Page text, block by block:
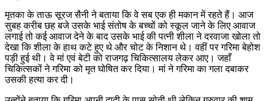
मृतका के ताऊ सूरज सैनी ने बताया कि वे सब एक ही मकान में रहते हैं। आज
सुबह करीब छह बजे उसके भाई संतोष के बच्चों को स्कूल जाने के लिए आवाज
लगाई तो कई आवाज देने के बाद उसके भाई की पत्नी शीला ने दरवाजा खोला तो
देखा कि शीला के हाथ कटे हुए थे और चोट के निशान थे। वहीं पर गरिमा बेहोश
पड़ी हुई थी। वे मां एवं बेटी को राजगढ़ चिकित्सालय लेकर आए। जहाँ
चिकित्सकों ने गरिमा को मृत घोषित कर दिया। मां ने गरिमा का गला दबाकर
उसकी हत्या कर दी।